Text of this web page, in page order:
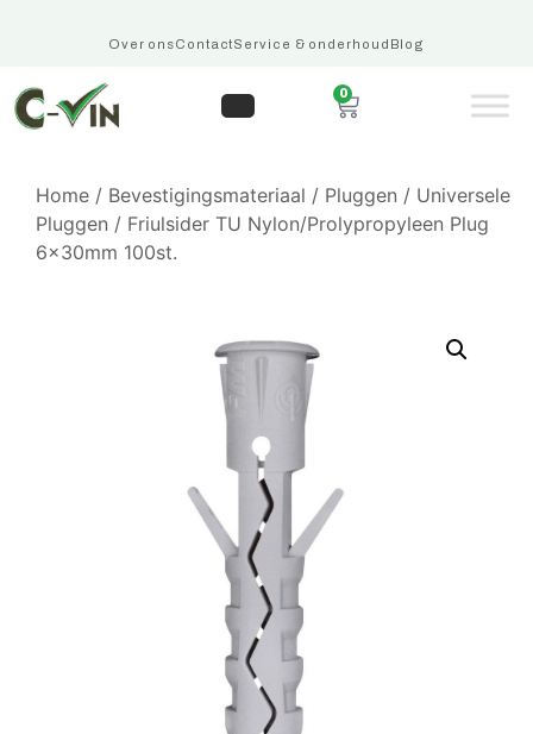
Over onsContactService & onderhoudBlog
0
Home / Bevestigingsmateriaal / Pluggen / Universele
Pluggen / Friulsider TU Nylon/Prolypropyleen Plug
6x30mm 100st.